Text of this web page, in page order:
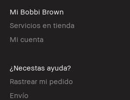
Mi Bobbi Brown
Servicios en tienda
Mi cuenta
¿Necestas ayuda?
Rastrear mi pedido
Envío